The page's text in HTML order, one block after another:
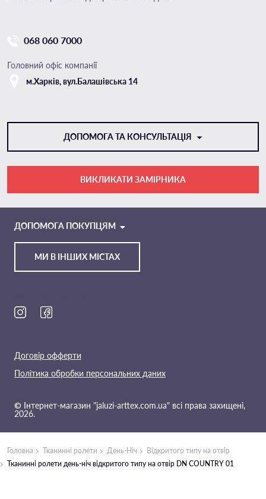
068 060 7000
Головний офіс компанії
м.Харкiв, вул.Балашівська 14
ДОПОМОГА ТА КОНСУЛЬТАЦІЯ
TELEGRAM
ВИКЛИКАТИ ЗАМІРНИКА
МИ В ІНШИХ МІСТАХ
ДОПОМОГА ПОКУПЦЯМ
© Інтернет-магазин "jaluzi-arttex.com.ua" всі права захищені,
2026.
Договір офферти
Політика обробки персональних даних
Головна Тканинні ролети День-Ніч
Відкритого типу на отвір
Тканинні ролети день-ніч відкритого типу на отвір DN COUNTRY 01